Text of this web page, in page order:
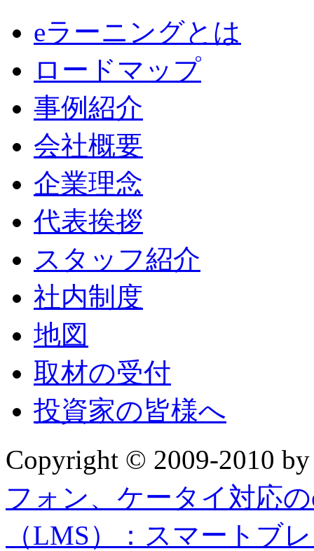
eラーニングとは
ロードマップ
事例紹介
会社概要
企業理念
代表挨拶
スタッフ紹介
社内制度
地図
取材の受付
投資家の皆様へ
Copyright © 2009-2010
フォン、ケータイ対応
（LMS）：スマートブ